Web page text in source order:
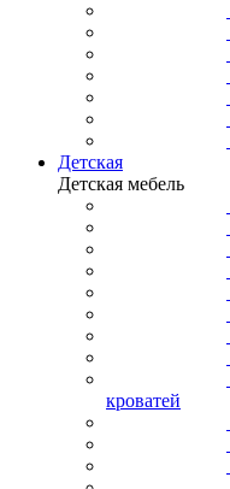
Детская
Детская мебель
кроватей